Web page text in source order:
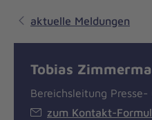
aktuelle Meldungen
Tobias
Bereichsleitung
zum Kontakt-